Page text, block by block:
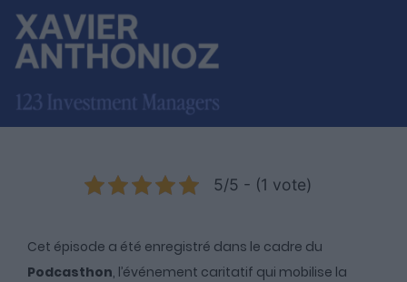
5/5 - (1 vote)
Cet épisode a été enregistré dans le cadre du
Podcasthon, l’événement caritatif qui mobilise la